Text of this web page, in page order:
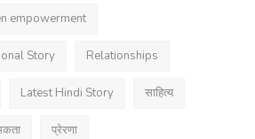
empowerment
Story Relationships
Latest Hindi Story साहित्य
प्रेरणा